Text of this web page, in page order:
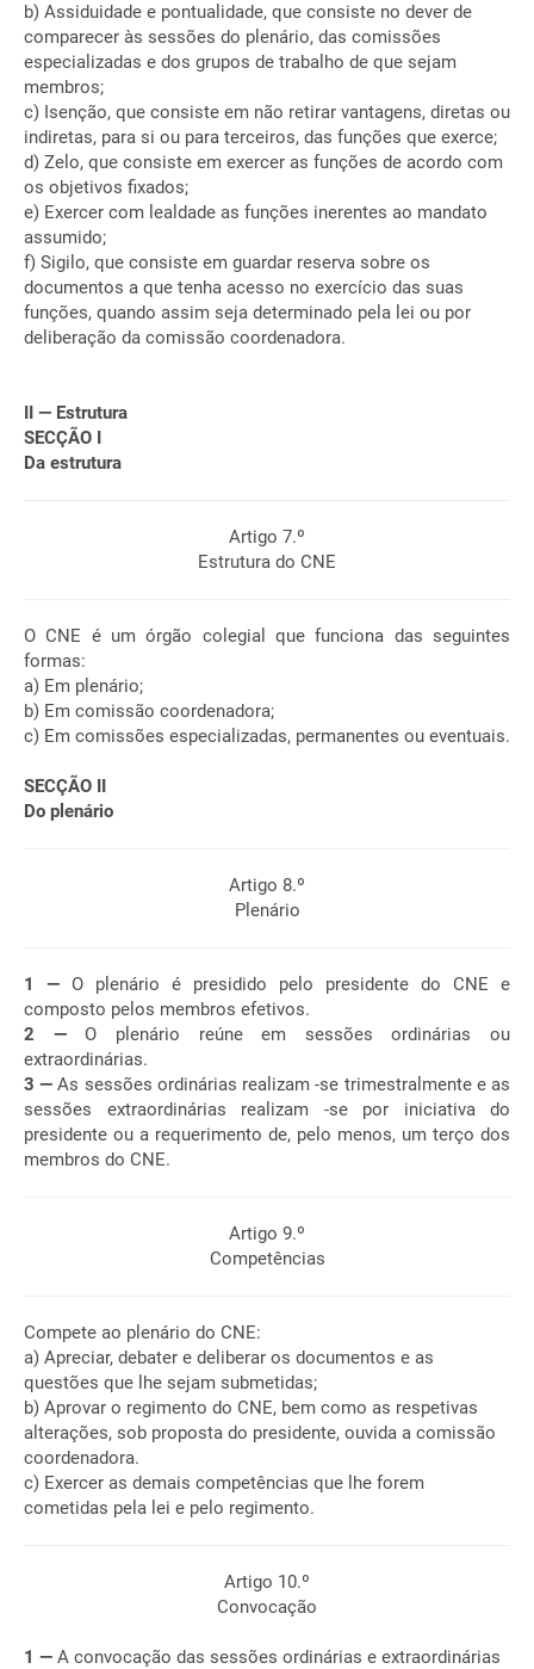
b) Assiduidade e pontualidade, que consiste no dever de
comparecer às sessões do plenário, das comissões
especializadas e dos grupos de trabalho de que sejam
membros;
c) Isenção, que consiste em não retirar vantagens, diretas ou
indiretas, para si ou para terceiros, das funções que exerce;
d) Zelo, que consiste em exercer as funções de acordo com
os objetivos fixados;
e) Exercer com lealdade as funções inerentes ao mandato
assumido;
f) Sigilo, que consiste em guardar reserva sobre os
documentos a que tenha acesso no exercício das suas
funções, quando assim seja determinado pela lei ou por
deliberação da comissão coordenadora.
II — Estrutura
SECÇÃO I
Da estrutura
Artigo 7.º
Estrutura do CNE
O CNE é um órgão colegial que funciona das seguintes
formas:
a) Em plenário;
b) Em comissão coordenadora;
c) Em comissões especializadas, permanentes ou eventuais.
SECÇÃO II
Do plenário
Artigo 8.º
Plenário
1 — O plenário é presidido pelo presidente do CNE e
composto pelos membros efetivos.
2 —O plenário reúne em sessões ordinárias ou
extraordinárias.
3 — As sessões ordinárias realizam -se trimestralmente e as
sessões extraordinárias realizam -se por iniciativa do
presidente ou a requerimento de, pelo menos, um terço dos
membros do CNE.
Artigo 9.º
Competências
Compete ao plenário do CNE:
a) Apreciar, debater e deliberar os documentos e as
questões que lhe sejam submetidas;
b) Aprovar o regimento do CNE, bem como as respetivas
alterações, sob proposta do presidente, ouvida a comissão
coordenadora.
c) Exercer as demais competências que lhe forem
cometidas pela lei e pelo regimento.
Artigo 10.º
Convocação
1 — A convocação das sessões ordinárias e extraordinárias